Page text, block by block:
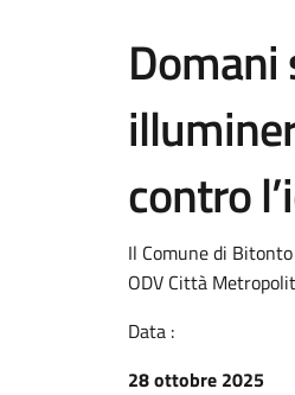
Domani
contro
Il Comune di Bitonto
ODV Città
Data :
28 ottobre 2025